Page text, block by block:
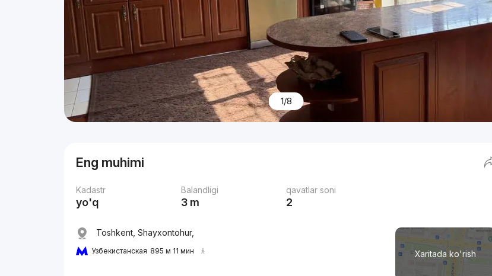
1/8
Eng muhimi
Kadastr
yo'q
Balandligi
3 m
qavatlar soni
2
Xaritada ko'rish
Toshkent, Shayxontohur,
Узбекистанская 895 м 11 мин